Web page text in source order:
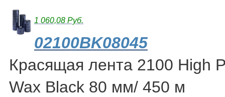
1 060,08 Руб.
02100BK08045
Красящая лента 2100 High
Wax Black 80 мм/ 450 м